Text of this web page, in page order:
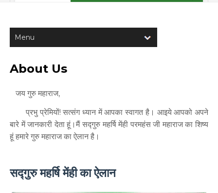
About Us
जय गुरु महाराज,
प्रभु प्रेमियों! सत्संग ध्यान में आपका स्वागत है। आइये आपको अपने
बारे में जानकारी देता हूं।मैं सद्गुरु महर्षि मेंही परमहंस जी महाराज का शिष्य
हूं हमारे गुरु महाराज का ऐलान है।
सद्गुरु महर्षि मेंही का ऐलान